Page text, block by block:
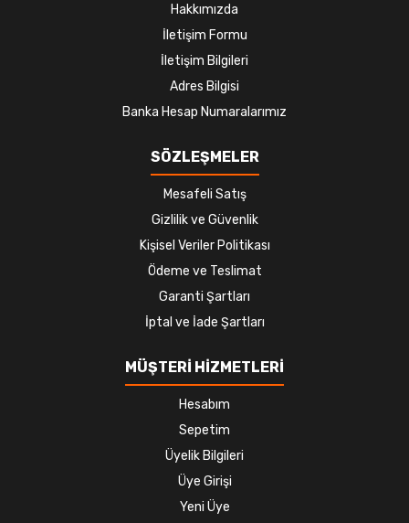
Hakkımızda
İletişim Formu
İletişim Bilgileri
Adres Bilgisi
Banka Hesap Numaralarımız
SÖZLEŞMELER
Mesafeli Satış
Gizlilik ve Güvenlik
Kişisel Veriler Politikası
Ödeme ve Teslimat
Garanti Şartları
İptal ve İade Şartları
MÜŞTERİ HİZMETLERİ
Hesabım
Sepetim
Üyelik Bilgileri
Üye Girişi
Yeni Üye